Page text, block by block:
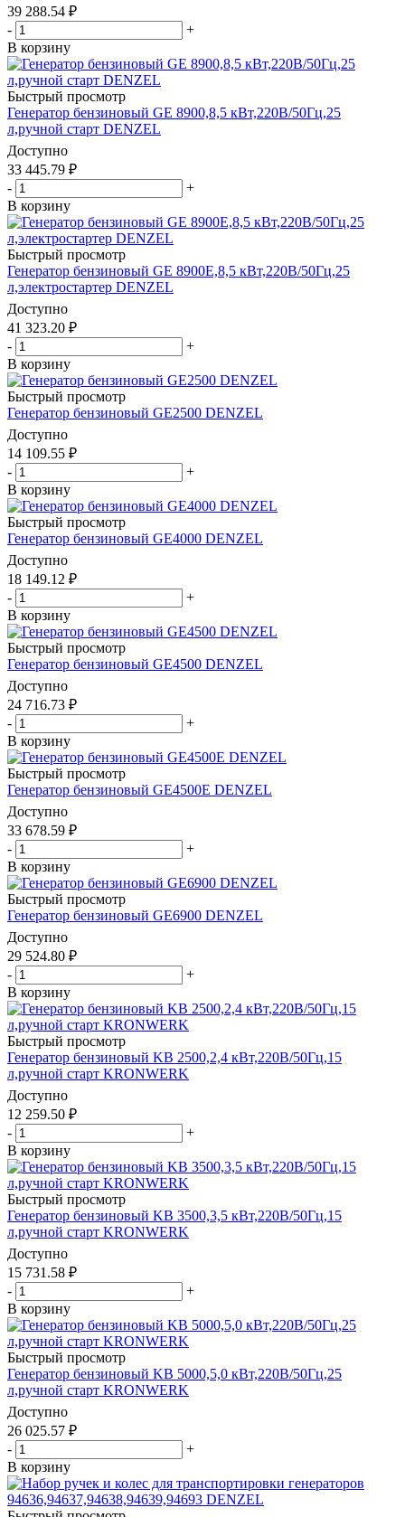
39 288.54 ₽
-
+
В корзину
Быстрый просмотр
Генератор бензиновый GE 8900,8,5 кВт,220В/50Гц,25
л,ручной старт DENZEL
Доступно
33 445.79 ₽
-
+
В корзину
Быстрый просмотр
Генератор бензиновый GE 8900E,8,5 кВт,220В/50Гц,25
л,электростартер DENZEL
Доступно
41 323.20 ₽
-
+
В корзину
Быстрый просмотр
Генератор бензиновый GE2500 DENZEL
Доступно
14 109.55 ₽
-
+
В корзину
Быстрый просмотр
Генератор бензиновый GE4000 DENZEL
Доступно
18 149.12 ₽
-
+
В корзину
Быстрый просмотр
Генератор бензиновый GE4500 DENZEL
Доступно
24 716.73 ₽
-
+
В корзину
Быстрый просмотр
Генератор бензиновый GE4500Е DENZEL
Доступно
33 678.59 ₽
-
+
В корзину
Быстрый просмотр
Генератор бензиновый GE6900 DENZEL
Доступно
29 524.80 ₽
-
+
В корзину
Быстрый просмотр
Генератор бензиновый KB 2500,2,4 кВт,220В/50Гц,15
л,ручной старт KRONWERK
Доступно
12 259.50 ₽
-
+
В корзину
Быстрый просмотр
Генератор бензиновый KB 3500,3,5 кВт,220В/50Гц,15
л,ручной старт KRONWERK
Доступно
15 731.58 ₽
-
+
В корзину
Быстрый просмотр
Генератор бензиновый KB 5000,5,0 кВт,220В/50Гц,25
л,ручной старт KRONWERK
Доступно
26 025.57 ₽
-
+
В корзину